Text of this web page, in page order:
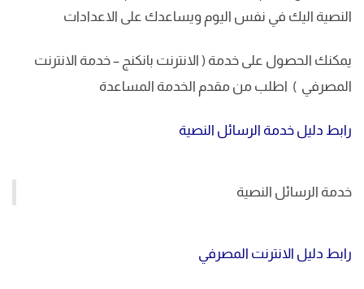
النصية اليك في نفس اليوم ويساعدك على الاعدادات
يمكنك الحصول على خدمة ( الانترنت بانكنج – خدمة الانترنت
المصرفي ) اطلب من مقدم الخدمة المساعدة
رابط دليل خدمة الرسائل النصية
خدمة الرسائل النصية
رابط دليل الانترنت المصرفي